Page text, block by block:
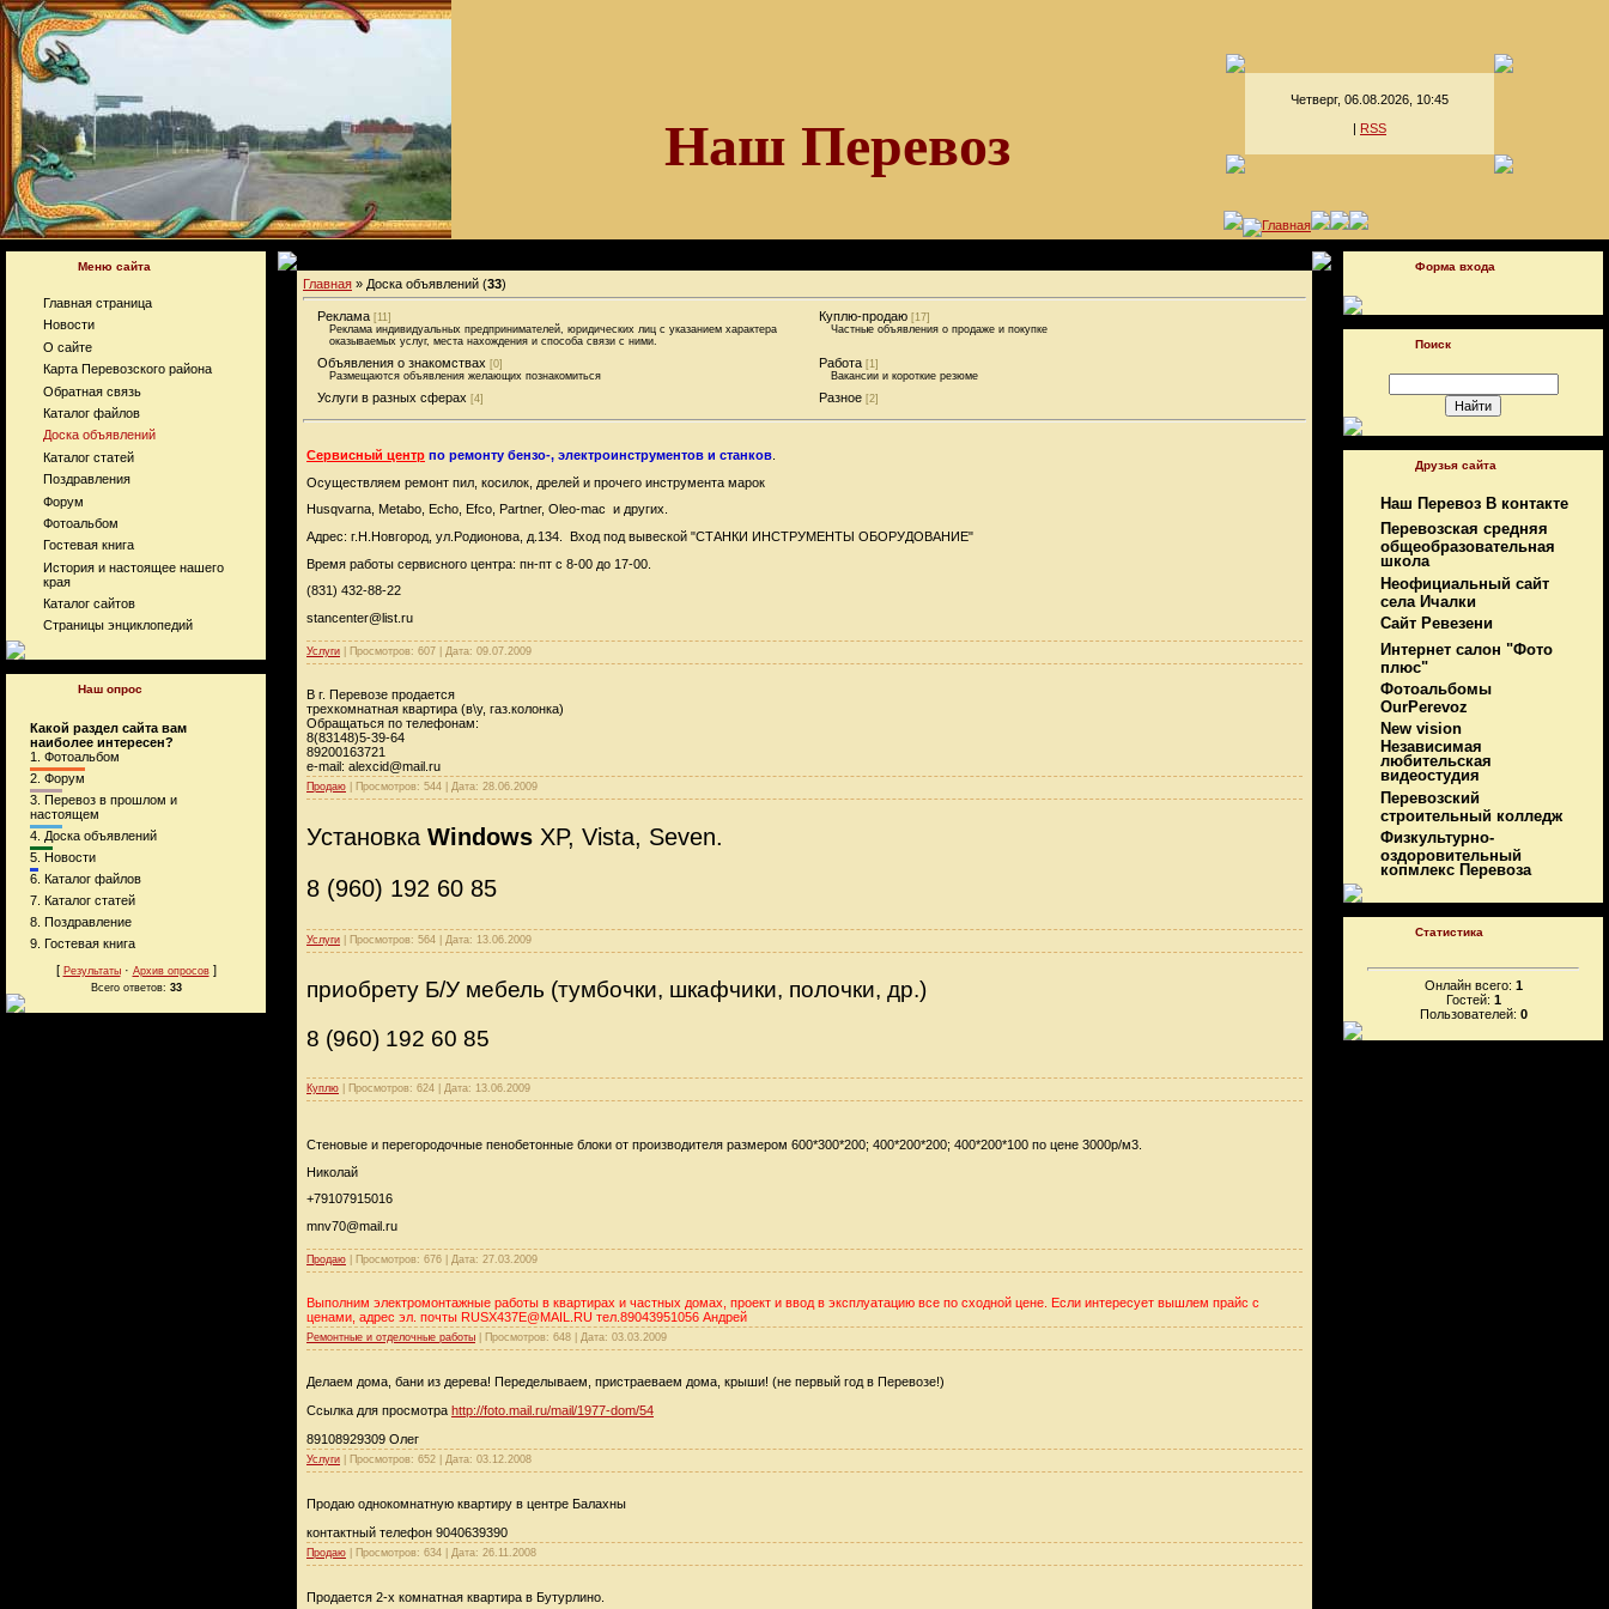
Четверг, 06.08.2026, 10:45
| RSS
Наш Перевоз
Меню сайта
Главная страница
Новости
О сайте
Карта Перевозского района
Обратная связь
Каталог файлов
Доска объявлений
Каталог статей
Поздравления
Форум
Фотоальбом
Гостевая книга
История и настоящее нашего
края
Каталог сайтов
Страницы энциклопедий
Наш опрос
Какой раздел сайта вам
наиболее интересен?
1. Фотоальбом
2. Форум
3. Перевоз в прошлом и
настоящем
4. Доска объявлений
5. Новости
6. Каталог файлов
7. Каталог статей
8. Поздравление
9. Гостевая книга
[ Результаты· Архив опросов]
Всего ответов: 33
Главная » Доска объявлений (33)
Реклама [11]
Реклама индивидуальных предпринимателей, юридических лиц с указанием характера
оказываемых услуг, места нахождения и способа связи с ними.
Куплю-продаю [17]
Частные объявления о продаже и покупке
Объявления о знакомствах [0]
Размещаются объявления желающих познакомиться
Работа [1]
Вакансии и короткие резюме
Услуги в разных сферах [4] Разное [2]
Сервисный центр по ремонту бензо-, электроинструментов и станков
Осуществляем ремонт пил, косилок, дрелей и прочего инструмента марок
Husqvarna, Metabo, Echo, Efco, Partner, Oleo-mac и других.
Адрес: г.Н.Новгород, ул.Родионова, д.134. Вход под вывеской "СТАНКИ ИНСТРУМЕНТЫ ОБОРУДОВАНИЕ"
Время работы сервисного центра: пн-пт с 8-00 до 17-00.
(831) 432-88-22
stancenter@list.ru
Услуги Просмотров: 607 Дата: 09.07.2009
В г. Перевозе продается
трехкомнатная квартира (в\у, газ.колонка)
Обращаться по телефонам:
8(83148)5-39-64
89200163721
e-mail: alexcid@mail.ru
Продаю Просмотров: 544 Дата: 28.06.2009
Установка Windows XP, Vista, Seven.
8 (960) 192 60 85
Услуги Просмотров: 564 Дата: 13.06.2009
приобрету Б/У мебель (тумбочки, шкафчики, полочки, др.)
8 (960) 192 60 85
Куплю Просмотров: 624 Дата: 13.06.2009
Стеновые и перегородочные пенобетонные блоки от производителя размером 600*300*200; 400*200*200; 400*200*100 по цене 3000р/м3.
Николай
+79107915016
mnv70@mail.ru
Продаю Просмотров: 676 Дата: 27.03.2009
Выполним электромонтажные работы в квартирах и частных домах, проект и ввод в эксплуатацию все по сходной цене. Если интересует вышлем прайс с
ценами, адрес эл. почты RUSX437E@MAIL.RU тел.89043951056 Андрей
Ремонтные и отделочные работы Просмотров: 648 Дата: 03.03.2009
Делаем дома, бани из дерева! Переделываем, пристраеваем дома, крыши! (не первый год в Перевозе!)
Ссылка для просмотра http://foto.mail.ru/mail/1977-dom/54
89108929309 Олег
Услуги Просмотров: 652 Дата: 03.12.2008
Продаю однокомнатную квартиру в центре Балахны
контактный телефон 9040639390
Продаю Просмотров: 634 Дата: 26.11.2008
Продается 2-х комнатная квартира в Бутурлино.
Форма входа
Поиск
Друзья сайта
Наш Перевоз В контакте
Перевозская средняя
общеобразовательная
школа
Неофициальный сайт
села Ичалки
Сайт Ревезени
Интернет салон "Фото
плюс"
Фотоальбомы
OurPerevoz
New vision
Независимая
любительская
видеостудия
Перевозский
строительный колледж
Физкультурно-
оздоровительный
копмлекс Перевоза
Статистика
Онлайн всего: 1
Гостей: 1
Пользователей: 0